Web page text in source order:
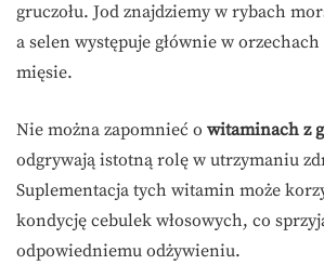
gruczołu. Jod znajdziemy w rybach
a selen występuje głównie w
mięsie.
Nie można zapomnieć o witaminach z
odgrywają istotną rolę w utrzymaniu
Suplementacja tych witamin może
kondycję cebulek włosowych, co
odpowiedniemu odżywieniu.